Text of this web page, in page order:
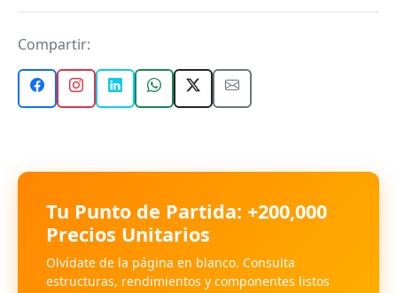
Compartir:
Tu Punto de Partida: +200,000
Precios Unitarios
Olvídate de la página en blanco. Consulta
estructuras, rendimientos y componentes listos